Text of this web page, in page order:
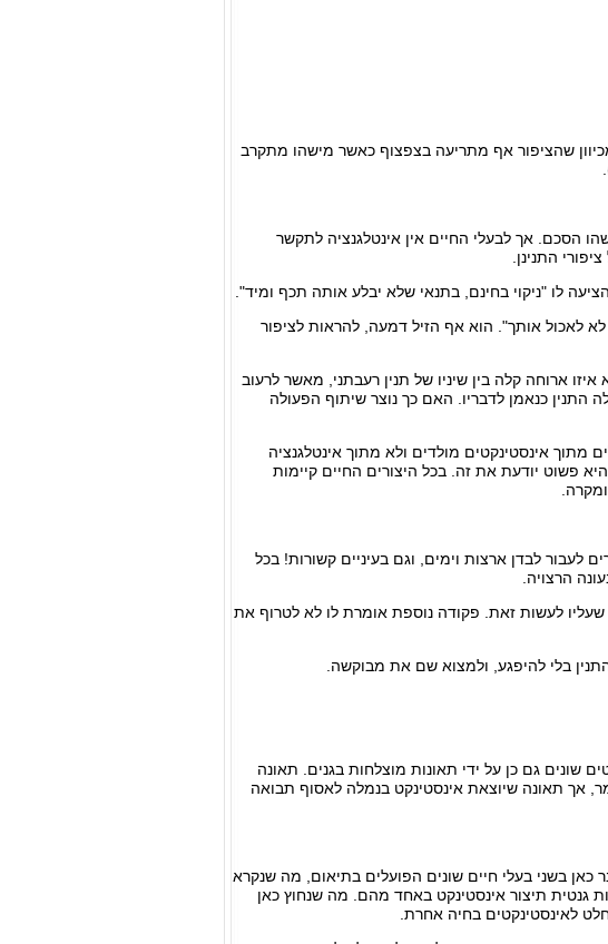
שהציפור אף מתריעה בצפצוף כאשר מישהו מתקרב
הסכם. אך לבעלי החיים אין אינטלגנציה לתקשר
התנינן.
לו "ניקוי בחינם, בתנאי שלא יבלע אותה תכף ומיד".
לא לאכול אותך". הוא אף הזיל דמעה, להראות לציפור
ארוחה קלה בין שיניו של תנין רעבתני, מאשר לרעוב
כנאמן לדבריו. האם כך נוצר שיתוף הפעולה
מתוך אינסטינקטים מולדים ולא מתוך אינטלגנציה
פשוט יודעת את זה. בכל היצורים החיים קיימות
לעבור לבדן ארצות וימים, וגם בעיניים קשורות! בכל
הרצויה.
שעליו לעשות זאת. פקודה נוספת אומרת לו לא לטרוף את
בלי להיפגע, ולמצוא שם את מבוקשה.
שונים גם כן על ידי תאונות מוצלחות בגנים. תאונה
אך תאונה שיוצאת אינסטינקט בנמלה לאסוף תבואה
כאן בשני בעלי חיים שונים הפועלים בתיאום, מה שנקרא
גנטית תיצור אינסטינקט באחד מהם. מה שנחוץ כאן
לאינסטינקטים בחיה אחרת.